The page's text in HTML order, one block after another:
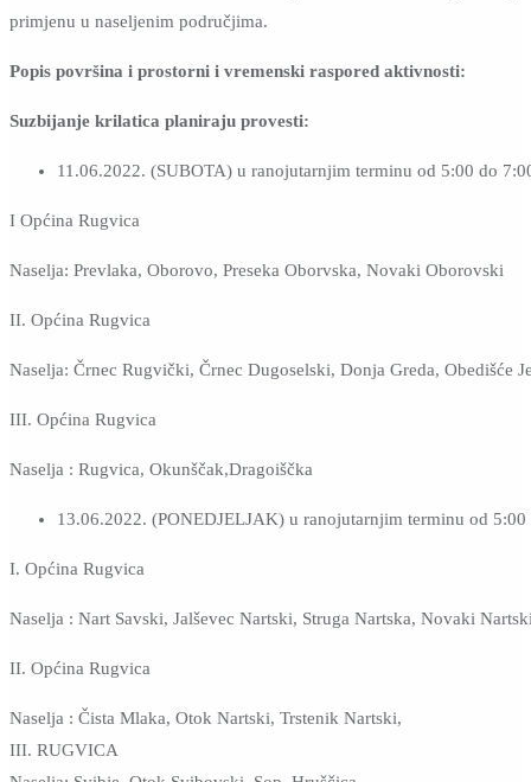
primjenu u naseljenim područjima.
Popis površina i prostorni i vremenski raspored aktivnosti:
Suzbijanje krilatica planiraju provesti:
11.06.2022. (SUBOTA) u ranojutarnjim terminu od 5:00 do
I Općina Rugvica
Naselja: Prevlaka, Oborovo, Preseka Oborvska, Novaki Oborovski
II. Općina Rugvica
Naselja: Črnec Rugvički, Črnec Dugoselski, Donja Greda, Obedišće
III. Općina Rugvica
Naselja : Rugvica, Okunščak,Dragoiščka
13.06.2022. (PONEDJELJAK) u ranojutarnjim terminu od 5:00
I. Općina Rugvica
Naselja : Nart Savski, Jalševec Nartski, Struga Nartska, Novaki
II. Općina Rugvica
Naselja : Čista Mlaka, Otok Nartski, Trstenik Nartski,
III. RUGVICA